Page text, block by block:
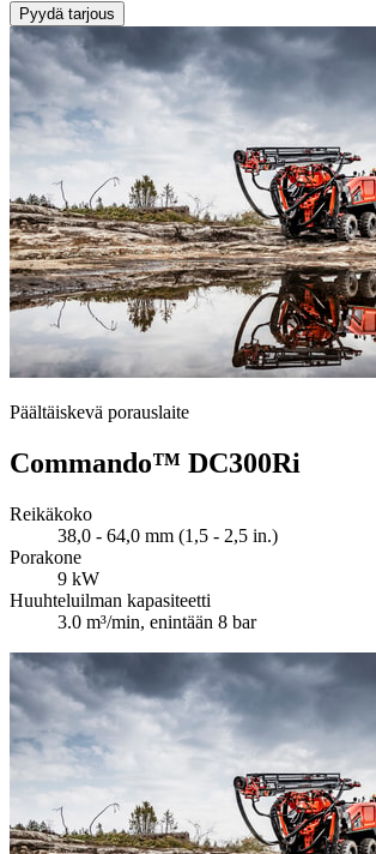
Pyydä tarjous
Päältäiskevä porauslaite
Commando™ DC300Ri
Reikäkoko
38,0 - 64,0 mm (1,5 - 2,5 in.)
Porakone
9 kW
Huuhteluilman kapasiteetti
3.0 m³/min, enintään 8 bar